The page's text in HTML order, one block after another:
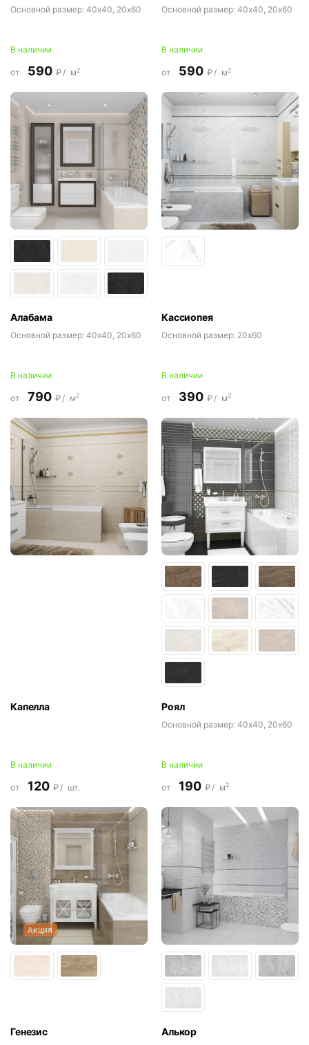
Основной размер: 40x40, 20x60
В наличии
от 590 ₽/ м2
Основной размер: 40x40, 20x60
В наличии
от 590 ₽/ м2
Алабама
Основной размер: 40x40, 20x60
В наличии
от 790 ₽/ м2
Кассиопея
Основной размер: 20x60
В наличии
от 390 ₽/ м2
Капелла
В наличии
от 120 ₽/ шт.
Роял
Основной размер: 40x40, 20x60
В наличии
от 190 ₽/ м2
Акция
Генезис Алькор